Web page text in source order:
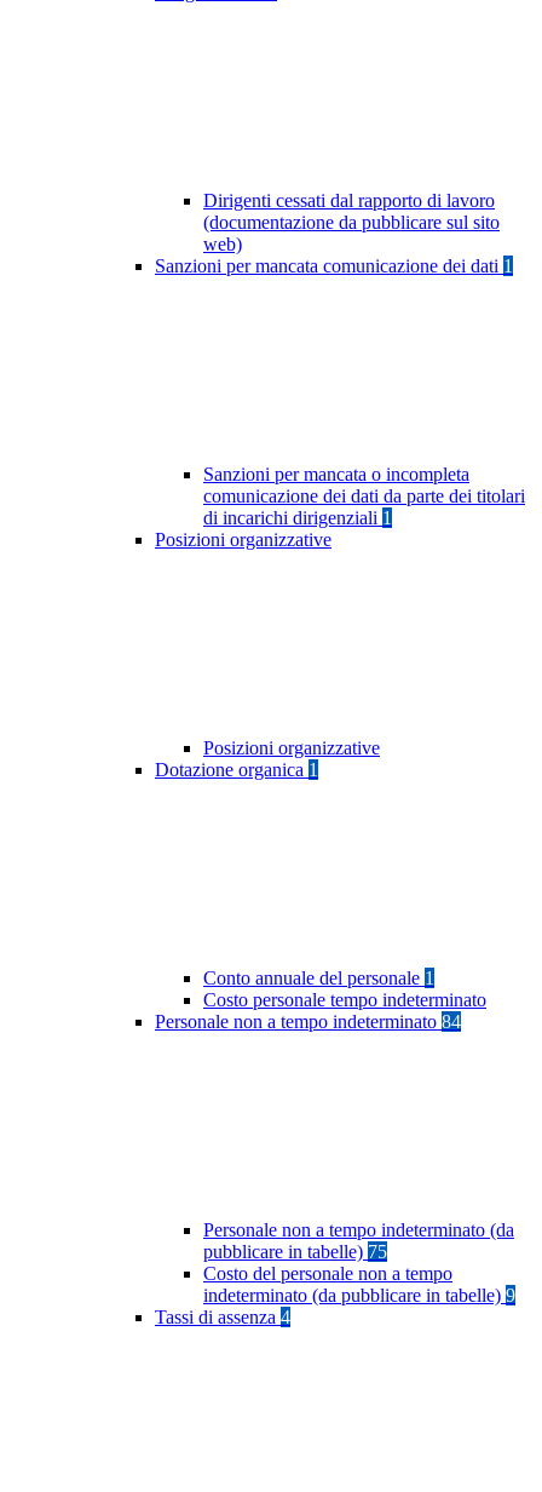
Dirigenti cessati dal rapporto di lavoro
(documentazione da pubblicare sul sito
web)
Sanzioni per mancata comunicazione dei dati 1
Sanzioni per mancata o incompleta
comunicazione dei dati da parte dei titolari
di incarichi dirigenziali 1
Posizioni organizzative
Posizioni organizzative
Dotazione organica 1
Conto annuale del personale 1
Costo personale tempo indeterminato
Personale non a tempo indeterminato 84
Personale non a tempo indeterminato (da
pubblicare in tabelle) 75
Costo del personale non a tempo
indeterminato (da pubblicare in tabelle) 9
Tassi di assenza 4